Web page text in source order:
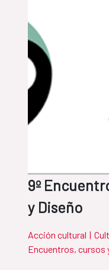
9º
y Diseño
Acción cultural |
Encuentros, cursos